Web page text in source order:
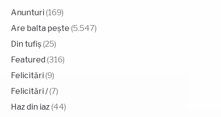
Anunturi (169)
Are balta pește (5.547)
Din tufiș(25)
Featured (316)
Felicitări (9)
Felicitări /(7)
Haz din iaz(44)